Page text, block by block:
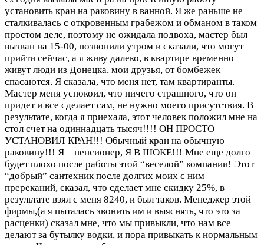
установить кран на раковину в ванной. Я же раньше не
сталкивалась с откровенным грабежом и обманом в таком
простом деле, поэтому не ожидала подвоха, мастер был
вызван на 15-00, позвонили утром и сказали, что могут
прийти сейчас, а я живу далеко, в квартире временно
живут люди из Донецка, мои друзья, от бомбежек
спасаются. Я сказала, что меня нет, там квартиранты.
Мастер меня успокоил, что ничего страшного, что он
придет и все сделает сам, не нужно моего присутствия. В
результате, когда я приехала, этот человек положил мне на
стол счет на одиннадцать тысяч!!!! ОН ПРОСТО
УСТАНОВИЛ КРАН!!! Обычный кран на обычную
раковину!!! Я – пенсионер, Я В ШОКЕ!!! Мне еще долго
будет плохо после работы этой “веселой” компании! Этот
“добрый” сантехник после долгих моих с ним
пререканий, сказал, что сделает мне скидку 25%, в
результате взял с меня 8240, и был таков. Менеджер этой
фирмы,(а я пыталась звонить им и выяснять, что это за
расценки) сказал мне, что мы привыкли, что нам все
делают за бутылку водки, и пора привыкать к нормальным